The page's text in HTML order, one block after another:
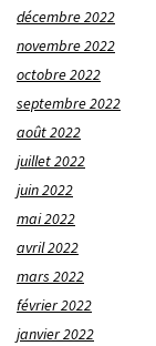
décembre 2022
novembre 2022
octobre 2022
septembre 2022
août 2022
juillet 2022
juin 2022
mai 2022
avril 2022
mars 2022
février 2022
janvier 2022